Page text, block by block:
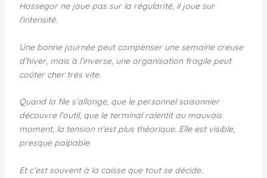
Hossegor ne joue pas sur la régularité, il joue sur
l’intensité.
Une bonne journée peut compenser une semaine creuse
d’hiver, mais à l’inverse, une organisation fragile peut
coûter cher très vite.
Quand la file s’allonge, que le personnel saisonnier
découvre l’outil, que le terminal ralentit au mauvais
moment, la tension n’est plus théorique. Elle est visible,
presque palpable.
Et c’est souvent à la caisse que tout se décide.